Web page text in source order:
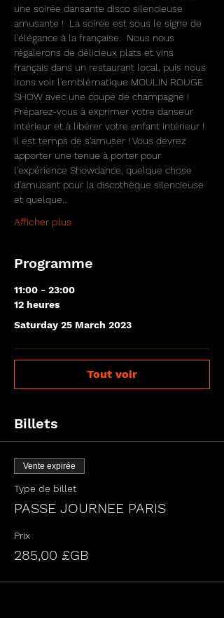
une soirée dansante disco silencieuse
amusante !  La soirée est sous le signe de
l'élégance à la française.  Nous nous
régalerons de délicieux plats et vins
français dans un restaurant local, puis nous
irons voir l'emblématique MOULIN ROUGE
SHOW avec une coupe de champagne !
Préparez-vous à exprimer votre danseur
intérieur et à libérer votre enfant intérieur !
Il est temps de s'amuser ! Vous devrez
apporter une tenue à porter pour
l'expérience Showdance, quelque chose
d'amusant pour la discothèque silencieuse
et quelque…
Afficher plus
Programme
11:00 - 23:00
12 heures
Saturday 25 March 2023
Tout voir
Billets
Vente expirée
Type de billet
PASSE JOURNEE PARIS
Prix
285,00 £GB